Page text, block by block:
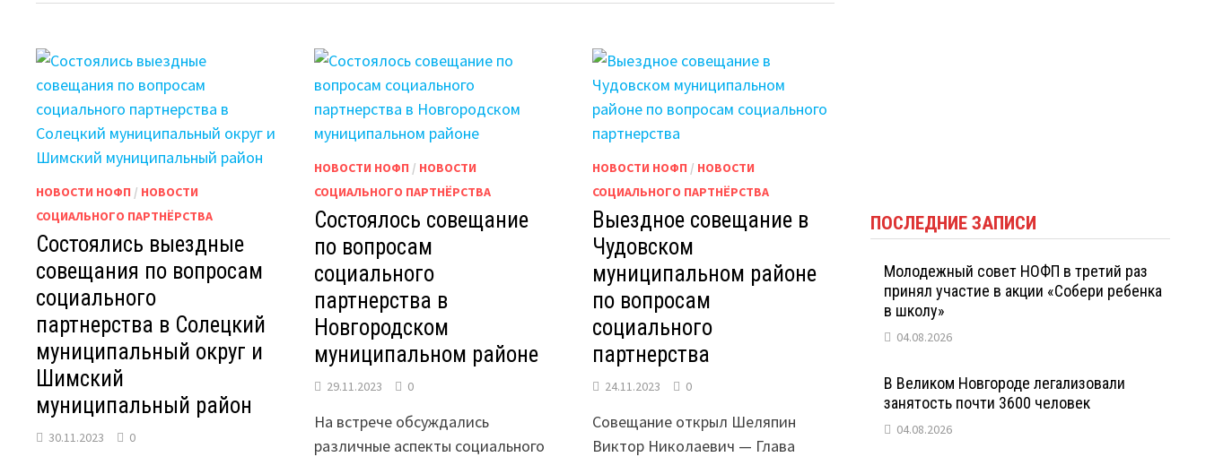
НОВОСТИ НОФП / НОВОСТИ
СОЦИАЛЬНОГО ПАРТНЁРСТВА
Состоялись выездные
совещания по вопросам
социального
партнерства в Солецкий
муниципальный округ и
Шимский
муниципальный район
30.11.2023 0
НОВОСТИ НОФП / НОВОСТИ
СОЦИАЛЬНОГО ПАРТНЁРСТВА
Состоялось совещание
по вопросам
социального
партнерства в
Новгородском
муниципальном районе
29.11.2023 0
На встрече обсуждались
различные аспекты социального
НОВОСТИ НОФП / НОВОСТИ
СОЦИАЛЬНОГО ПАРТНЁРСТВА
Выездное совещание в
Чудовском
муниципальном районе
по вопросам
социального
партнерства
24.11.2023 0
Совещание открыл Шеляпин
Виктор Николаевич — Глава
ПОСЛЕДНИЕ ЗАПИСИ
Молодежный совет НОФП в третий раз
принял участие в акции «Собери ребенка
в школу»
04.08.2026
В Великом Новгороде легализовали
занятость почти 3600 человек
04.08.2026